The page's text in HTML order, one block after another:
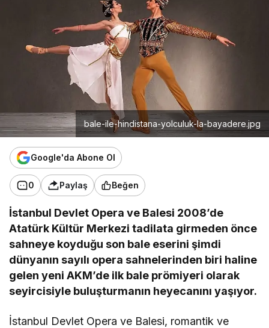
bale-ile-hindistana-yolculuk-la-bayadere.jpg
Google'da Abone Ol
0 Paylaş Beğen
İstanbul Devlet Opera ve Balesi 2008’de
Atatürk Kültür Merkezi tadilata girmeden önce
sahneye koyduğu son bale eserini şimdi
dünyanın sayılı opera sahnelerinden biri haline
gelen yeni AKM’de ilk bale prömiyeri olarak
seyircisiyle buluşturmanın heyecanını yaşıyor.
İstanbul Devlet Opera ve Balesi, romantik ve